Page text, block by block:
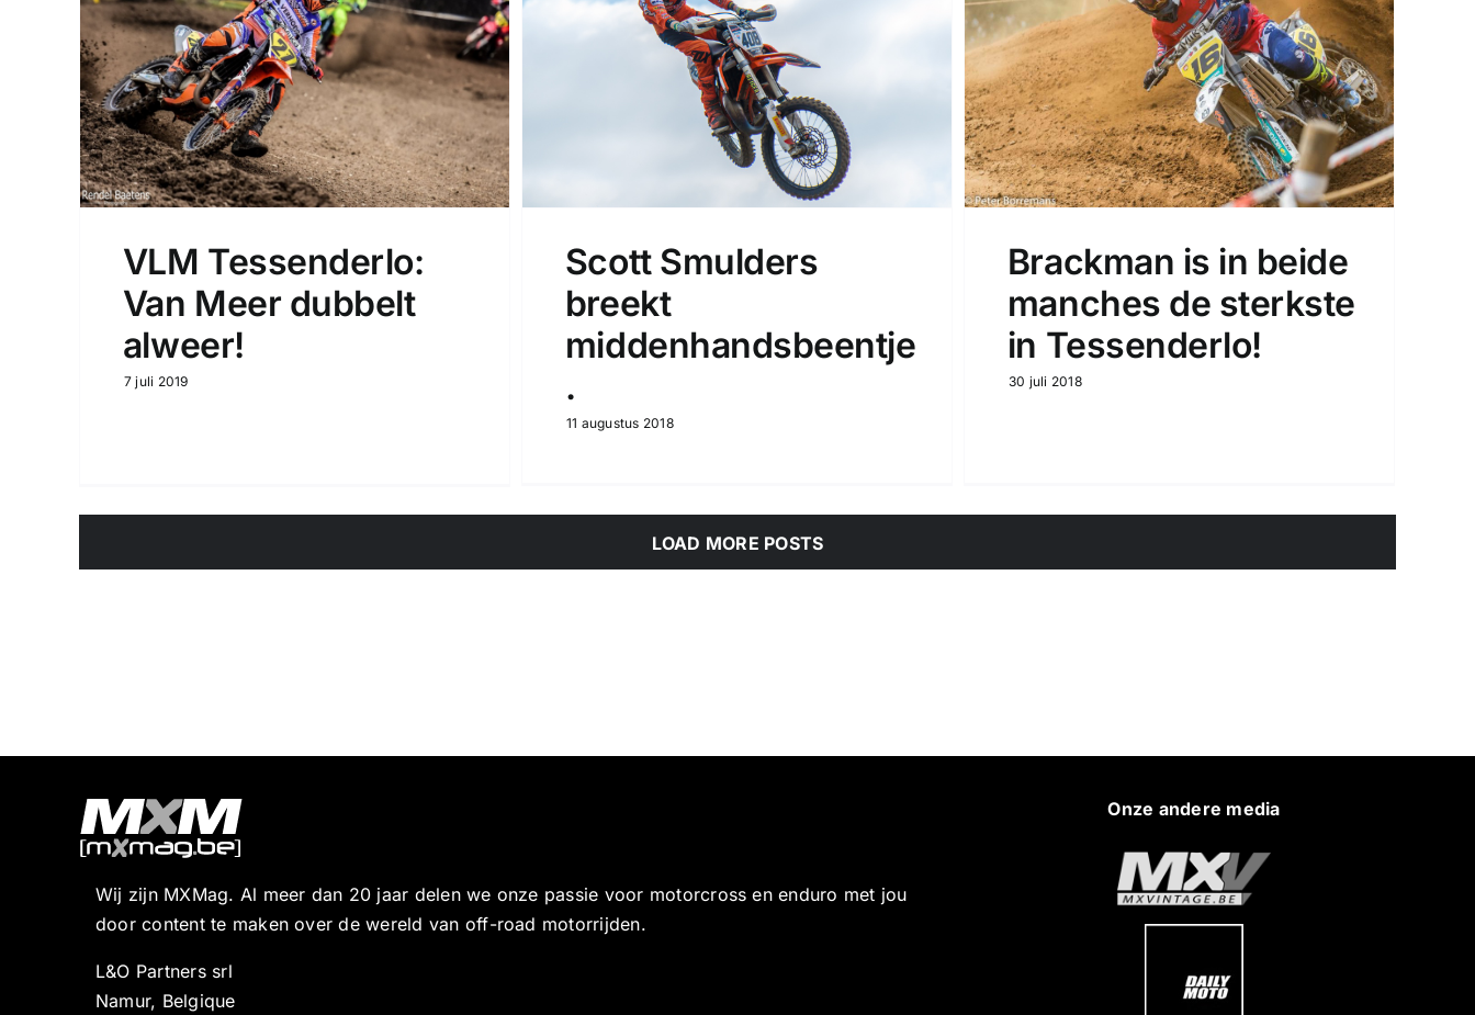
VLM Tessenderlo:
Van Meer dubbelt
alweer!
7 juli 2019
Scott Smulders
breekt
middenhandsbeentje
.
11 augustus 2018
Brackman is in beide
manches de sterkste
in Tessenderlo!
30 juli 2018
LOAD MORE POSTS
Wij zijn MXMag. Al meer dan 20 jaar delen we onze passie voor motorcross en enduro met jou
door content te maken over de wereld van off-road motorrijden.
L&O Partners srl
Namur, Belgique
Onze andere media